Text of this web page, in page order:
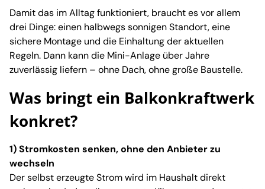
Damit das im Alltag funktioniert, braucht es vor allem
drei Dinge: einen halbwegs sonnigen Standort, eine
sichere Montage und die Einhaltung der aktuellen
Regeln. Dann kann die Mini-Anlage über Jahre
zuverlässig liefern – ohne Dach, ohne große Baustelle.
Was bringt ein Balkonkraftwerk
konkret?
1) Stromkosten senken, ohne den Anbieter zu
wechseln
Der selbst erzeugte Strom wird im Haushalt direkt